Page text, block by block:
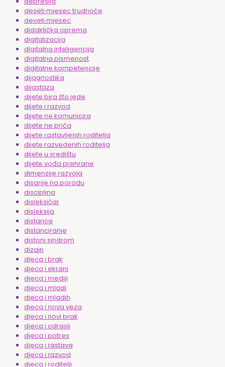
deseti mjesec trudnoće
deveti mjesec
didaktička oprema
digitalizacija
digitalna inteligencija
digitalna pismenost
digitalne kompetencije
dijagnostika
dijastaza
dijete bira što jede
dijete i razvod
dijete ne komunicira
dijete ne priča
dijete rastavljenih roditelja
dijete razvedenih roditelja
dijete u središtu
dijete vođa prehrane
dimenzije razvoja
disanje na porodu
disciplina
disleksičar
disleksija
distanca
distanciranje
distoni sindrom
dizajn
djeca i brak
djeca i ekrani
djeca i mediji
djeca i mladi
djeca i mladih
djeca i nova veza
djeca i novi brak
djeca i odrasli
djeca i potres
djeca i rastava
djeca i razvod
djeca i roditelji